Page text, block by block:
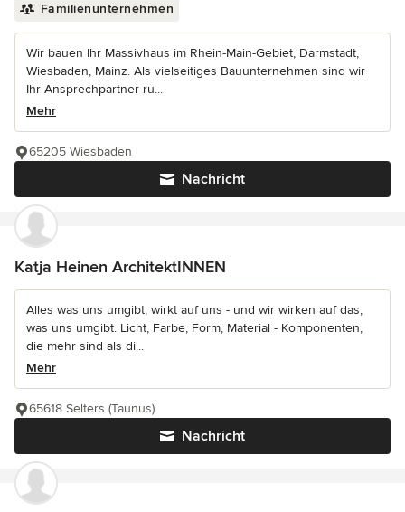
Familienunternehmen
Wir bauen Ihr Massivhaus im Rhein-Main-Gebiet, Darmstadt,
Wiesbaden, Mainz. Als vielseitiges Bauunternehmen sind wir
Ihr Ansprechpartner ru...
Mehr
Nachricht
65205 Wiesbaden
Katja Heinen ArchitektINNEN
Alles was uns umgibt, wirkt auf uns - und wir wirken auf das,
was uns umgibt. Licht, Farbe, Form, Material - Komponenten,
die mehr sind als di...
Mehr
Nachricht
65618 Selters (Taunus)